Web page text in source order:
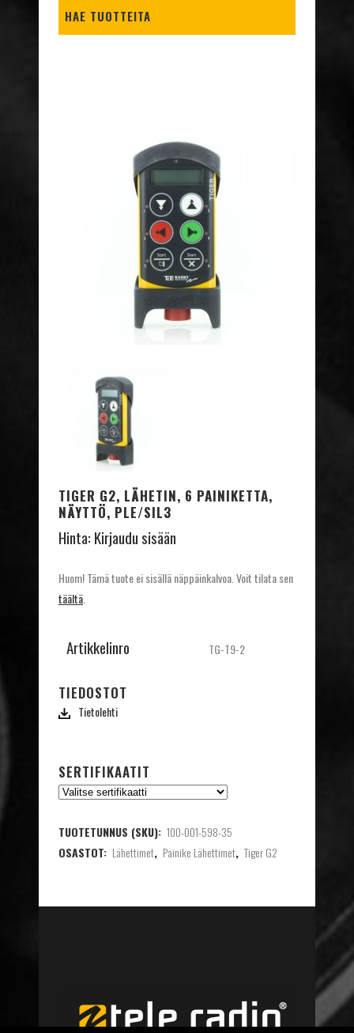
HAE TUOTTEITA
TIGER G2, LÄHETIN, 6 PAINIKETTA,
NÄYTTÖ, PLE/SIL3
Hinta: Kirjaudu sisään
Huom! Tämä tuote ei sisällä näppäinkalvoa. Voit tilata sen
täältä
Artikkelinro TG-T9-2
TIEDOSTOT
Tietolehti
SERTIFIKAATIT
TUOTETUNNUS (SKU): 100-001-598-35
OSASTOT: Lähettimet, Painike Lähettimet, Tiger G2